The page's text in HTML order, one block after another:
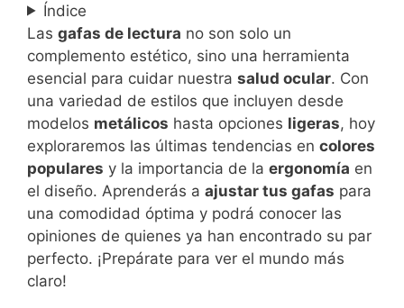
Índice
Las gafas de lectura no son solo un
complemento estético, sino una herramienta
esencial para cuidar nuestra salud ocular. Con
una variedad de estilos que incluyen desde
modelos metálicos hasta opciones ligeras, hoy
exploraremos las últimas tendencias en colores
populares y la importancia de la ergonomía en
el diseño. Aprenderás a ajustar tus gafas para
una comodidad óptima y podrá conocer las
opiniones de quienes ya han encontrado su par
perfecto. ¡Prepárate para ver el mundo más
claro!